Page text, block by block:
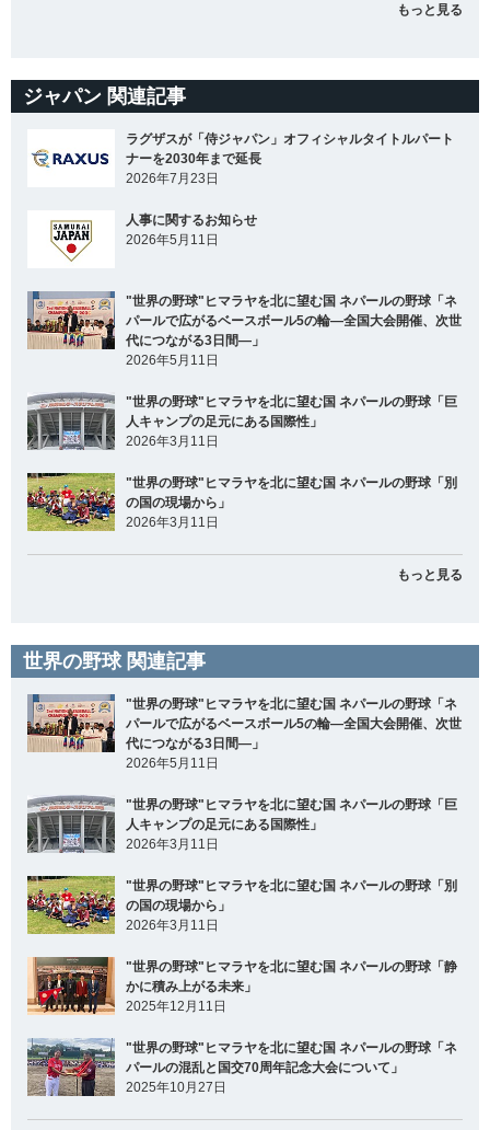
もっと見る
ジャパン 関連記事
ラグザスが「侍ジャパン」オフィシャルタイトルパート
ナーを2030年まで延長
2026年7月23日
人事に関するお知らせ
2026年5月11日
"世界の野球"ヒマラヤを北に望む国 ネパールの野球「ネ
パールで広がるベースボール5の輪―全国大会開催、次世
代につながる3日間―」
2026年5月11日
"世界の野球"ヒマラヤを北に望む国 ネパールの野球「巨
人キャンプの足元にある国際性」
2026年3月11日
"世界の野球"ヒマラヤを北に望む国 ネパールの野球「別
の国の現場から」
2026年3月11日
もっと見る
世界の野球 関連記事
"世界の野球"ヒマラヤを北に望む国 ネパールの野球「ネ
パールで広がるベースボール5の輪―全国大会開催、次世
代につながる3日間―」
2026年5月11日
"世界の野球"ヒマラヤを北に望む国 ネパールの野球「巨
人キャンプの足元にある国際性」
2026年3月11日
"世界の野球"ヒマラヤを北に望む国 ネパールの野球「別
の国の現場から」
2026年3月11日
"世界の野球"ヒマラヤを北に望む国 ネパールの野球「静
かに積み上がる未来」
2025年12月11日
"世界の野球"ヒマラヤを北に望む国 ネパールの野球「ネ
パールの混乱と国交70周年記念大会について」
2025年10月27日